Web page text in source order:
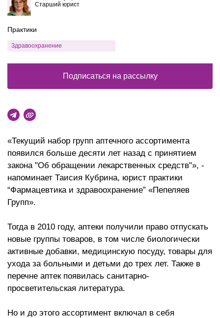
«Текущий набор групп аптечного ассортимента
появился больше десяти лет назад с принятием
закона "Об обращении лекарственных средств"», -
напоминает Таисия Кубрина, юрист практики
“Фармацевтика и здравоохранение” «Пепеляев
Групп».
Тогда в 2010 году, аптеки получили право отпускать
новые группы товаров, в том числе биологически
активные добавки, медицинскую посуду, товары для
ухода за больными и детьми до трех лет. Также в
перечне аптек появилась санитарно-
просветительская литература.
Но и до этого ассортимент включал в себя
Старший юрист
Практики
Здравоохранение
Подписаться на рассылку